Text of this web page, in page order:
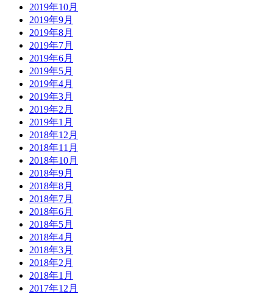
2019年10月
2019年9月
2019年8月
2019年7月
2019年6月
2019年5月
2019年4月
2019年3月
2019年2月
2019年1月
2018年12月
2018年11月
2018年10月
2018年9月
2018年8月
2018年7月
2018年6月
2018年5月
2018年4月
2018年3月
2018年2月
2018年1月
2017年12月